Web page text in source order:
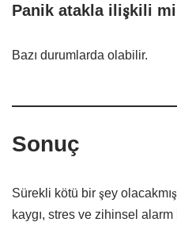
Panik atakla ilişkili
Bazı durumlarda olabilir.
Sonuç
Sürekli kötü bir şey
kaygı, stres ve zihinsel